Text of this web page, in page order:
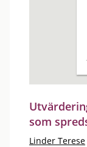
som
Linder Terese